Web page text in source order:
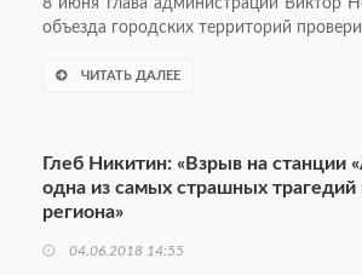
8 июня глава администрации Виктор
объезда городских территорий
ЧИТАТЬ ДАЛЕЕ
Глеб Никитин: «Взрыв на станции
одна из самых страшных трагедий
региона»
04.06.2018 14:55